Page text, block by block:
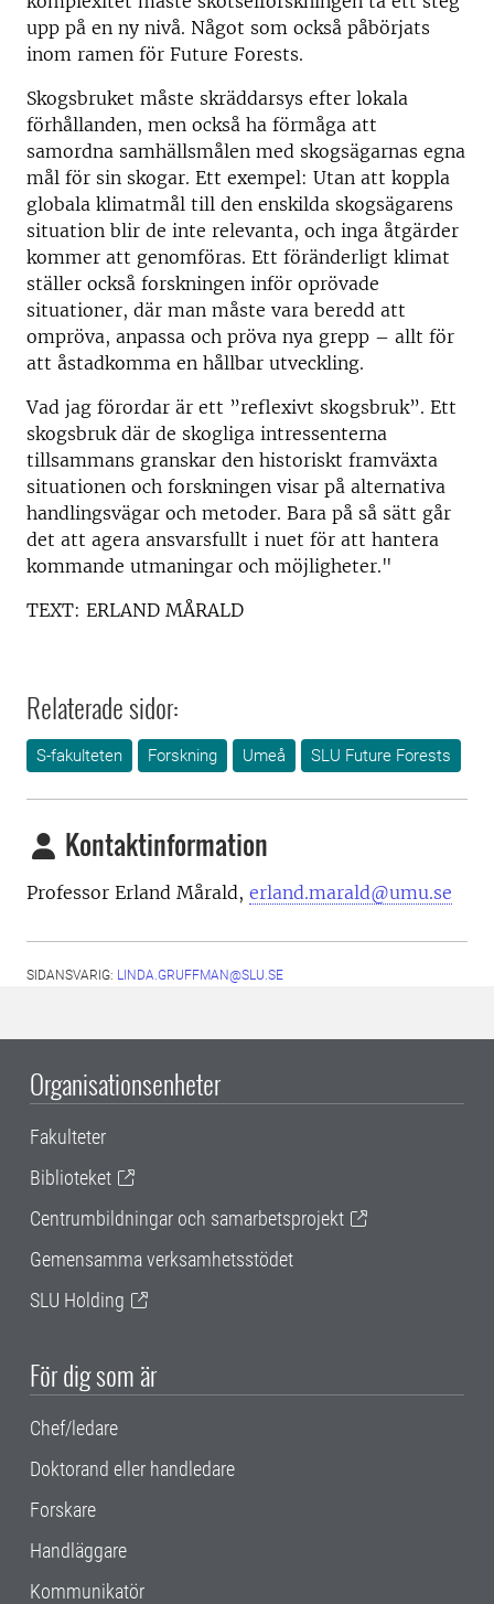
upp på en ny nivå. Något som också påbörjats
inom ramen för Future Forests.
Skogsbruket måste skräddarsys efter lokala
förhållanden, men också ha förmåga att
samordna samhällsmålen med skogsägarnas egna
mål för sin skogar. Ett exempel: Utan att koppla
globala klimatmål till den enskilda skogsägarens
situation blir de inte relevanta, och inga åtgärder
kommer att genomföras. Ett föränderligt klimat
ställer också forskningen inför oprövade
situationer, där man måste vara beredd att
ompröva, anpassa och pröva nya grepp – allt för
att åstadkomma en hållbar utveckling.
Vad jag förordar är ett ”reflexivt skogsbruk”. Ett
skogsbruk där de skogliga intressenterna
tillsammans granskar den historiskt framväxta
situationen och forskningen visar på alternativa
handlingsvägar och metoder. Bara på så sätt går
det att agera ansvarsfullt i nuet för att hantera
kommande utmaningar och möjligheter."
TEXT: ERLAND MÅRALD
Relaterade sidor:
S-fakulteten Forskning Umeå SLU Future Forests
Kontaktinformation
Professor Erland Mårald, erland.marald@umu.se
SIDANSVARIG: LINDA.GRUFFMAN@SLU.SE
Organisationsenheter
Fakulteter
Biblioteket
Centrumbildningar och samarbetsprojekt
Gemensamma verksamhetsstödet
SLU Holding
För dig som är
Chef/ledare
Doktorand eller handledare
Forskare
Handläggare
Kommunikatör